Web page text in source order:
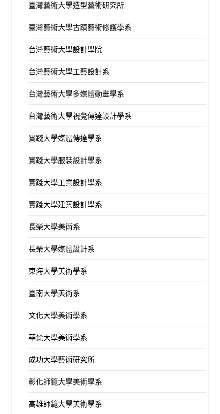
臺灣藝術大學造型藝術研究所
臺灣藝術大學古蹟藝術修護學系
台灣藝術大學設計學院
台灣藝術大學工藝設計系
台灣藝術大學多媒體動畫學系
台灣藝術大學視覺傳達設計學系
實踐大學媒體傳達學系
實踐大學服裝設計學系
實踐大學工業設計學系
實踐大學建築設計學系
長榮大學美術系
長榮大學媒體設計系
東海大學美術學系
臺南大學美術系
文化大學美術學系
華梵大學美術學系
成功大學藝術研究所
彰化師範大學美術學系
高雄師範大學美術學系